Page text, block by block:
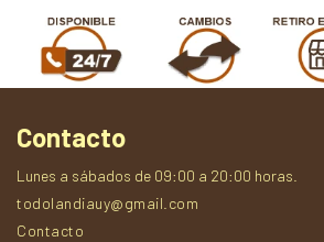
Contacto
Lunes a sábados de 09:00 a 20:00 horas.
todolandiauy@gmail.com
Contacto